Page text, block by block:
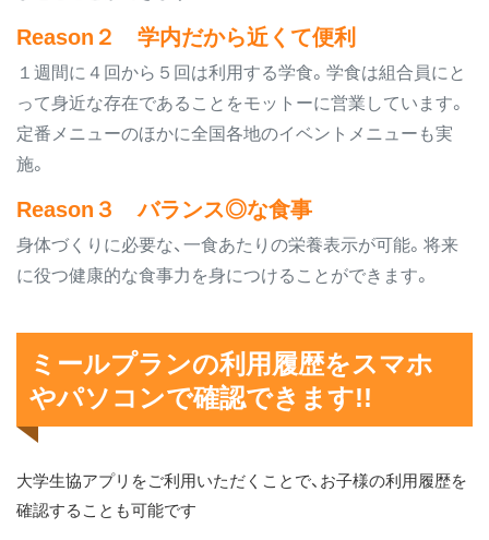
Reason２ 学内だから近くて便利
１週間に４回から５回は利用する学食。学食は組合員にと
って身近な存在であることをモットーに営業しています。
定番メニューのほかに全国各地のイベントメニューも実
施。
Reason３ バランス◎な食事
身体づくりに必要な、一食あたりの栄養表示が可能。将来
に役つ健康的な食事力を身につけることができます。
ミールプランの利用履歴をスマホ
やパソコンで確認できます!!
大学生協アプリをご利用いただくことで、お子様の利用履歴を
確認することも可能です